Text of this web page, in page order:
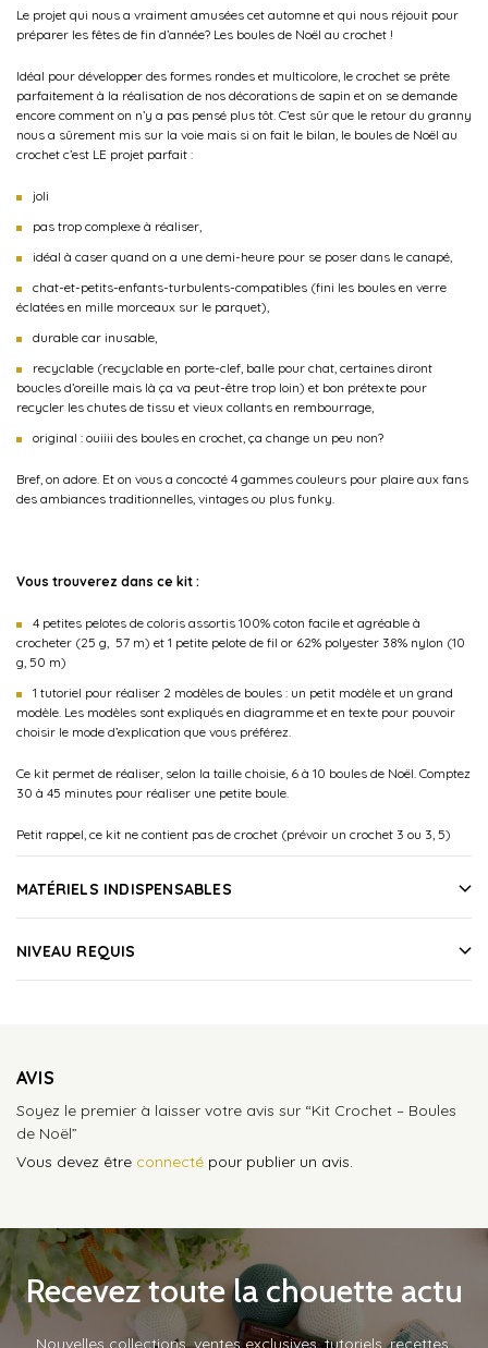
Le projet qui nous a vraiment amusées cet automne et qui nous réjouit pour
préparer les fêtes de fin d’année? Les boules de Noël au crochet !
Idéal pour développer des formes rondes et multicolore, le crochet se prête
parfaitement à la réalisation de nos décorations de sapin et on se demande
encore comment on n’y a pas pensé plus tôt. C’est sûr que le retour du granny
nous a sûrement mis sur la voie mais si on fait le bilan, le boules de Noël au
crochet c’est LE projet parfait :
joli
pas trop complexe à réaliser,
idéal à caser quand on a une demi-heure pour se poser dans le canapé,
chat-et-petits-enfants-turbulents-compatibles (fini les boules en verre
éclatées en mille morceaux sur le parquet),
durable car inusable,
recyclable (recyclable en porte-clef, balle pour chat, certaines diront
boucles d’oreille mais là ça va peut-être trop loin) et bon prétexte pour
recycler les chutes de tissu et vieux collants en rembourrage,
original : ouiiii des boules en crochet, ça change un peu non?
Bref, on adore. Et on vous a concocté 4 gammes couleurs pour plaire aux fans
des ambiances traditionnelles, vintages ou plus funky.
Vous trouverez dans ce kit :
4 petites pelotes de coloris assortis 100% coton facile et agréable à
crocheter (25 g, 57 m) et 1 petite pelote de fil or 62% polyester 38% nylon (10
g, 50 m)
1 tutoriel pour réaliser 2 modèles de boules : un petit modèle et un grand
modèle. Les modèles sont expliqués en diagramme et en texte pour pouvoir
choisir le mode d’explication que vous préférez.
Ce kit permet de réaliser, selon la taille choisie, 6 à 10 boules de Noël. Comptez
30 à 45 minutes pour réaliser une petite boule.
Petit rappel, ce kit ne contient pas de crochet (prévoir un crochet 3 ou 3, 5)
MATÉRIELS INDISPENSABLES
NIVEAU REQUIS
AVIS
Soyez le premier à laisser votre avis sur “Kit Crochet – Boules
de Noël”
Vous devez être connecté pour publier un avis.
Recevez toute la chouette actu
Nouvelles collections, ventes exclusives, tutoriels, recettes,